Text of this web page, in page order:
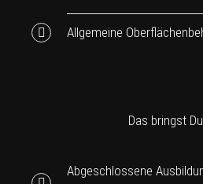
Allgemeine
Das bringst
Abgeschlossene